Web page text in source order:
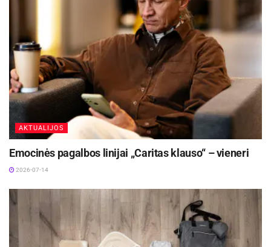
AKTUALIJOS
Emocinės pagalbos linijai „Caritas klauso“ – vieneri
2026-07-14